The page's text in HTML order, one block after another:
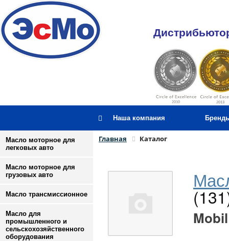
Наша компания
Масло моторное для
легковых авто
Масло моторное для
грузовых авто
Масло трансмиссионное
Масло для
промышленного и
сельскохозяйственного
оборудования
Главная Каталог
Mobil